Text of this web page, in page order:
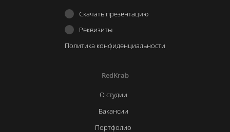
Скачать презентацию
Реквизиты
Политика конфиденциальности
RedKrab
О студии
Вакансии
Портфолио